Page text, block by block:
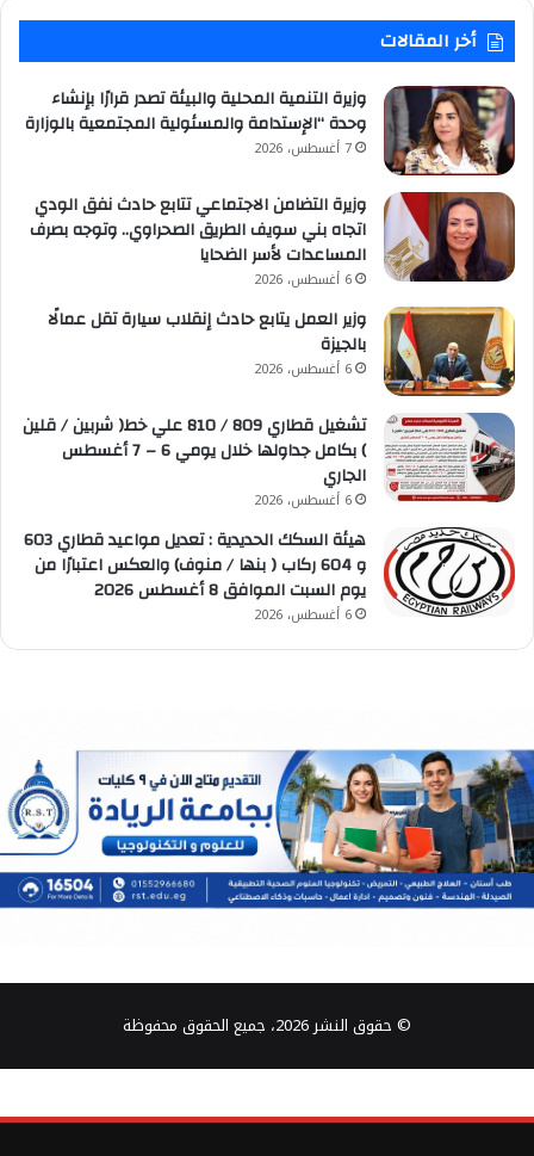
أخر المقالات
وزيرة التنمية المحلية والبيئة تصدر قرارًا بإنشاء
وحدة “الإستدامة والمسئولية المجتمعية بالوزارة
7 أغسطس، 2026
وزيرة التضامن الاجتماعي تتابع حادث نفق الودي
اتجاه بني سويف الطريق الصحراوي.. وتوجه بصرف
المساعدات لأسر الضحايا
6 أغسطس، 2026
وزير العمل يتابع حادث إنقلاب سيارة تقل عمالًا
بالجيزة
6 أغسطس، 2026
تشغيل قطاري 809 / 810 علي خط( شربين / قلين
) بكامل جداولها خلال يومي 6 – 7 أغسطس
الجاري
6 أغسطس، 2026
هيئة السكك الحديدية : تعديل مواعيد قطاري 603
و 604 ركاب ( بنها / منوف) والعكس اعتبارًا من
يوم السبت الموافق 8 أغسطس 2026
6 أغسطس، 2026
© حقوق النشر 2026، جميع الحقوق محفوظة